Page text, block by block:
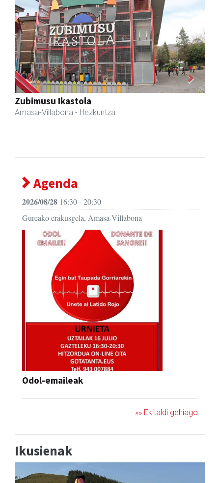
Fleming Herri Eskola
Amasa-Villabona - Hezkuntza
Previous Next
Agenda
2026/08/28 16:30 - 20:30
Gureako erakusgela, Amasa-Villabona
Odol-emaileak
»» Ekitaldi gehiago
Ikusienak